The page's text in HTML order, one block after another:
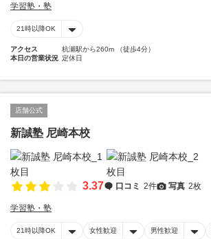
学習塾・塾
21時以降OK
アクセス
杭瀬駅から260m （徒歩4分）
本日の営業状況 定休日
店舗公式
新誠塾 尼崎本校
3.37 口コミ 2件 写真 2枚
学習塾・塾
21時以降OK 女性歓迎 男性歓迎